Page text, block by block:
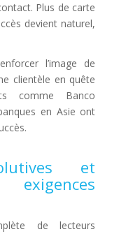
Plus de carte
devient naturel,
l’image de
clientèle en quête
comme Banco
en Asie ont
et
de lecteurs